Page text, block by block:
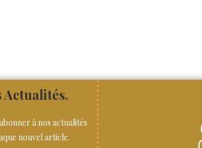
Actualités.
à nos actualités
nouvel article.